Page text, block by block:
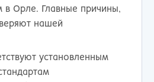
в Орле. Главные причины,
нашей
установленным